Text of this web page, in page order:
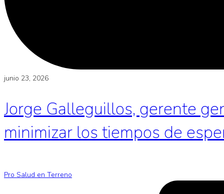
junio 23, 2026
Jorge Galleguillos, gerente
minimizar los tiempos de
Pro Salud en Terreno